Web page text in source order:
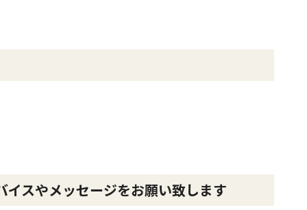
スやメッセージをお願い致します